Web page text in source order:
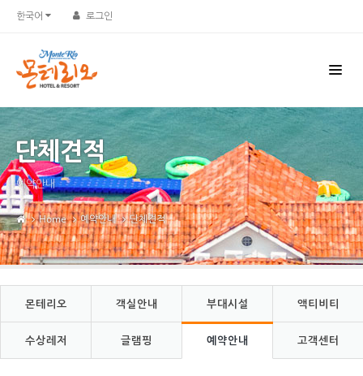
한국어 로그인
단체견적
예약안내
Home 예약안내 단체견적
몬테리오 객실안내 부대시설 액티비티
수상레저 글램핑 예약안내 고객센터
Sketchbook5, 스케치북5